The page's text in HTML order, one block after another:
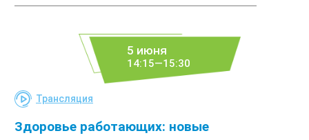
5 июня
14:15—15:30
Трансляция
Здоровье работающих: новые